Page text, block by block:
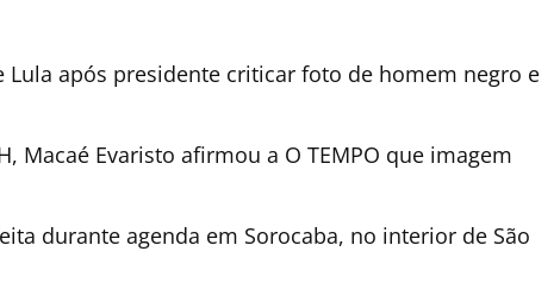
Lula após presidente criticar foto de homem negro e
Macaé Evaristo afirmou a O TEMPO que imagem
durante agenda em Sorocaba, no interior de São